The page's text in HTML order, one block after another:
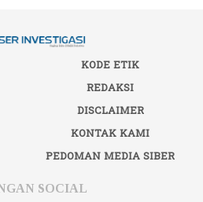
KODE ETIK
REDAKSI
DISCLAIMER
KONTAK KAMI
PEDOMAN MEDIA SIBER
SOCIAL